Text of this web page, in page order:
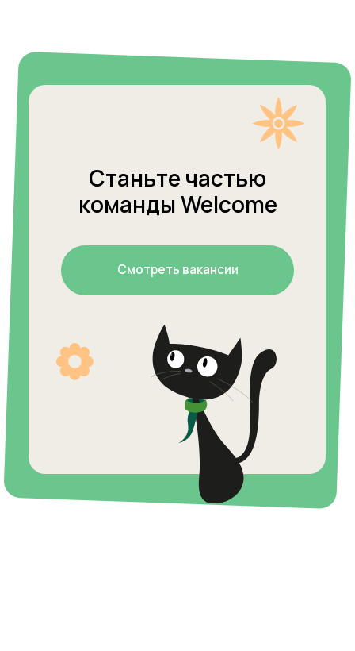
при изучении английского языка
Читать
Welcome: Как
английского
и сеть франшиз
5 типичных ошибок родителей
при изучении английского языка
Читать
Welcome: Как
английского
и сеть франшиз